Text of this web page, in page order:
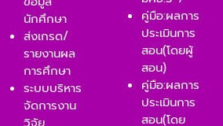
นักศึกษา
ส่งเกรด/
รายงานผล
การศึกษา
ระบบบริหาร
จัดการงาน
คู่มือ:ผลการ
ประเมินการ
สอน(โดยผู้
สอน)
คู่มือ:ผลการ
ประเมินการ
สอน(โดย